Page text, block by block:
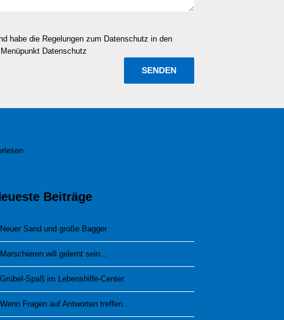
habe die Regelungen zum Datenschutz in den
Datenschutz
Beiträge
Neuer Sand und große Bagger
Marschieren will gelernt sein…
Grübel-Spaß im Lebenshilfe-Center
Wenn Fragen auf Antworten treffen…